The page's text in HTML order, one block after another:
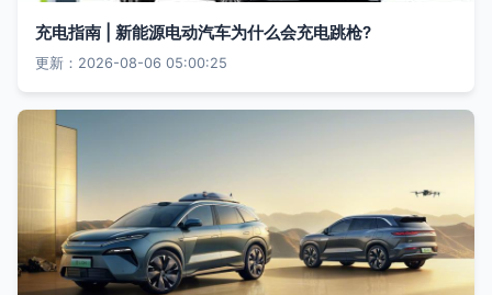
充电指南 | 新能源电动汽车为什么会充电跳枪?
更新：2026-08-06 05:00:25